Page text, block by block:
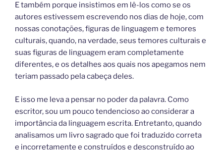
E também porque insistimos em lê-los como se os
autores estivessem escrevendo nos dias de hoje, com
nossas conotações, figuras de linguagem e temores
culturais, quando, na verdade, seus temores culturais e
suas figuras de linguagem eram completamente
diferentes, e os detalhes aos quais nos apegamos nem
teriam passado pela cabeça deles.
E isso me leva a pensar no poder da palavra. Como
escritor, sou um pouco tendencioso ao considerar a
importância da linguagem escrita. Entretanto, quando
analisamos um livro sagrado que foi traduzido correta
e incorretamente e construídos e desconstruído ao